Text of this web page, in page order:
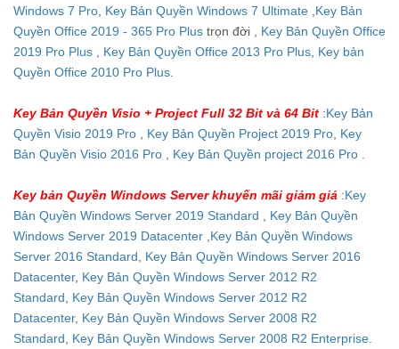
Windows 7 Pro, Key Bản Quyền Windows 7 Ultimate ,Key Bản
Quyền Office 2019 - 365 Pro Plus trọn đời , Key Bản Quyền Office
2019 Pro Plus , Key Bản Quyền Office 2013 Pro Plus, Key bản
Quyền Office 2010 Pro Plus.
Key Bản Quyền Visio + Project Full 32 Bit và 64 Bit :Key Bản
Quyền Visio 2019 Pro , Key Bản Quyền Project 2019 Pro, Key
Bản Quyền Visio 2016 Pro , Key Bản Quyền project 2016 Pro .
Key bản Quyền Windows Server khuyến mãi giảm giá :Key
Bản Quyền Windows Server 2019 Standard , Key Bản Quyền
Windows Server 2019 Datacenter ,Key Bản Quyền Windows
Server 2016 Standard, Key Bản Quyền Windows Server 2016
Datacenter, Key Bản Quyền Windows Server 2012 R2
Standard, Key Bản Quyền Windows Server 2012 R2
Datacenter, Key Bản Quyền Windows Server 2008 R2
Standard, Key Bản Quyền Windows Server 2008 R2 Enterprise.